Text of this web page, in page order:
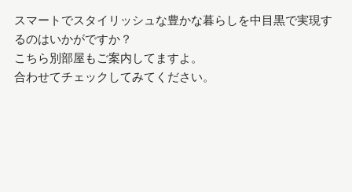
スマートでスタイリッシュな豊かな暮らしを中目黒で実現す
るのはいかがですか？
こちら別部屋もご案内してますよ。
合わせてチェックしてみてください。